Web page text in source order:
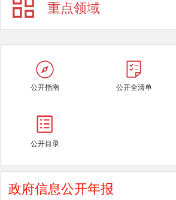
重点领域
公开指南 公开全清单
公开目录
政府信息公开年报